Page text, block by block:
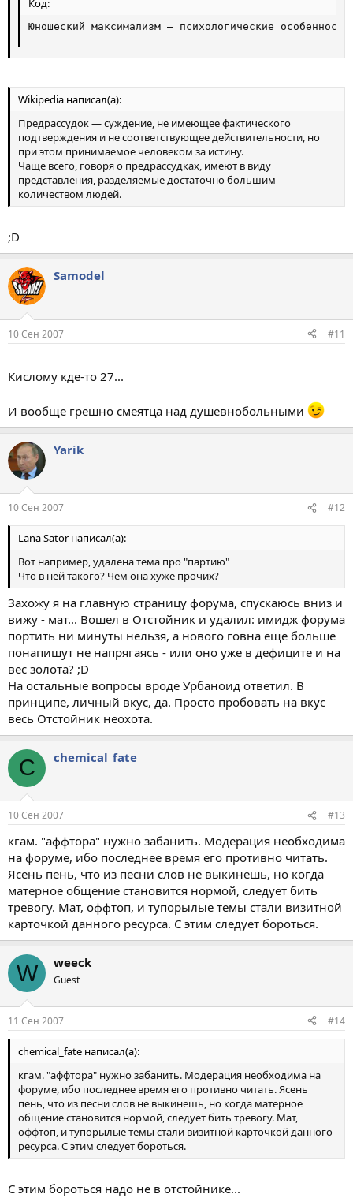
Код:
Юношеский максимализм — психологические
Wikipedia написал(а):
Предрассудок — суждение, не имеющее фактического
подтверждения и не соответствующее действительности, но
при этом принимаемое человеком за истину.
Чаще всего, говоря о предрассудках, имеют в виду
представления, разделяемые достаточно большим
количеством людей.
;D
Samodel
10 Сен 2007 #11
Кислому кде-то 27...
И вообще грешно смеятца над душевнобольными
Yarik
10 Сен 2007 #12
Lana Sator написал(а):
Вот например, удалена тема про "партию"
Что в ней такого? Чем она хуже прочих?
Захожу я на главную страницу форума, спускаюсь вниз и
вижу - мат... Вошел в Отстойник и удалил: имидж форума
портить ни минуты нельзя, а нового гoвна еще больше
понапишут не напрягаясь - или оно уже в дефиците и на
вес золота? ;D
На остальные вопросы вроде Урбаноид ответил. В
принципе, личный вкус, да. Просто пробовать на вкус
весь Отстойник неохота.
C chemical_fate
10 Сен 2007 #13
кгам. "аффтора" нужно забанить. Модерация необходима
на форуме, ибо последнее время его противно читать.
Ясень пень, что из песни слов не выкинешь, но когда
матерное общение становится нормой, следует бить
тревогу. Мат, оффтоп, и тупорылые темы стали визитной
карточкой данного ресурса. С этим следует бороться.
W weeck
Guest
11 Сен 2007 #14
chemical_fate написал(а):
кгам. "аффтора" нужно забанить. Модерация необходима на
форуме, ибо последнее время его противно читать. Ясень
пень, что из песни слов не выкинешь, но когда матерное
общение становится нормой, следует бить тревогу. Мат,
оффтоп, и тупорылые темы стали визитной карточкой данного
ресурса. С этим следует бороться.
С этим бороться надо не в отстойнике...